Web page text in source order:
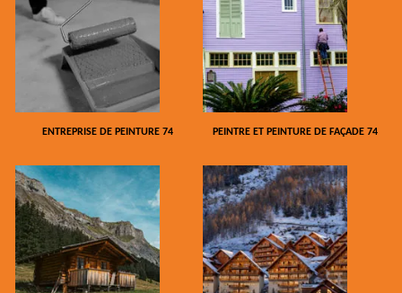
ENTREPRISE DE PEINTURE 74 PEINTRE ET PEINTURE DE FAÇADE 74